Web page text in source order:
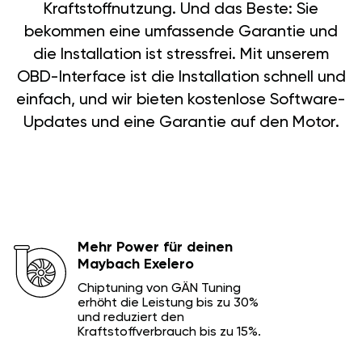
Kraftstoffnutzung. Und das Beste: Sie
bekommen eine umfassende Garantie und
die Installation ist stressfrei. Mit unserem
OBD-Interface ist die Installation schnell und
einfach, und wir bieten kostenlose Software-
Updates und eine Garantie auf den Motor.
Mehr Power für deinen
Maybach Exelero
Chiptuning von GÄN Tuning
erhöht die Leistung bis zu 30%
und reduziert den
Kraftstoffverbrauch bis zu 15%.